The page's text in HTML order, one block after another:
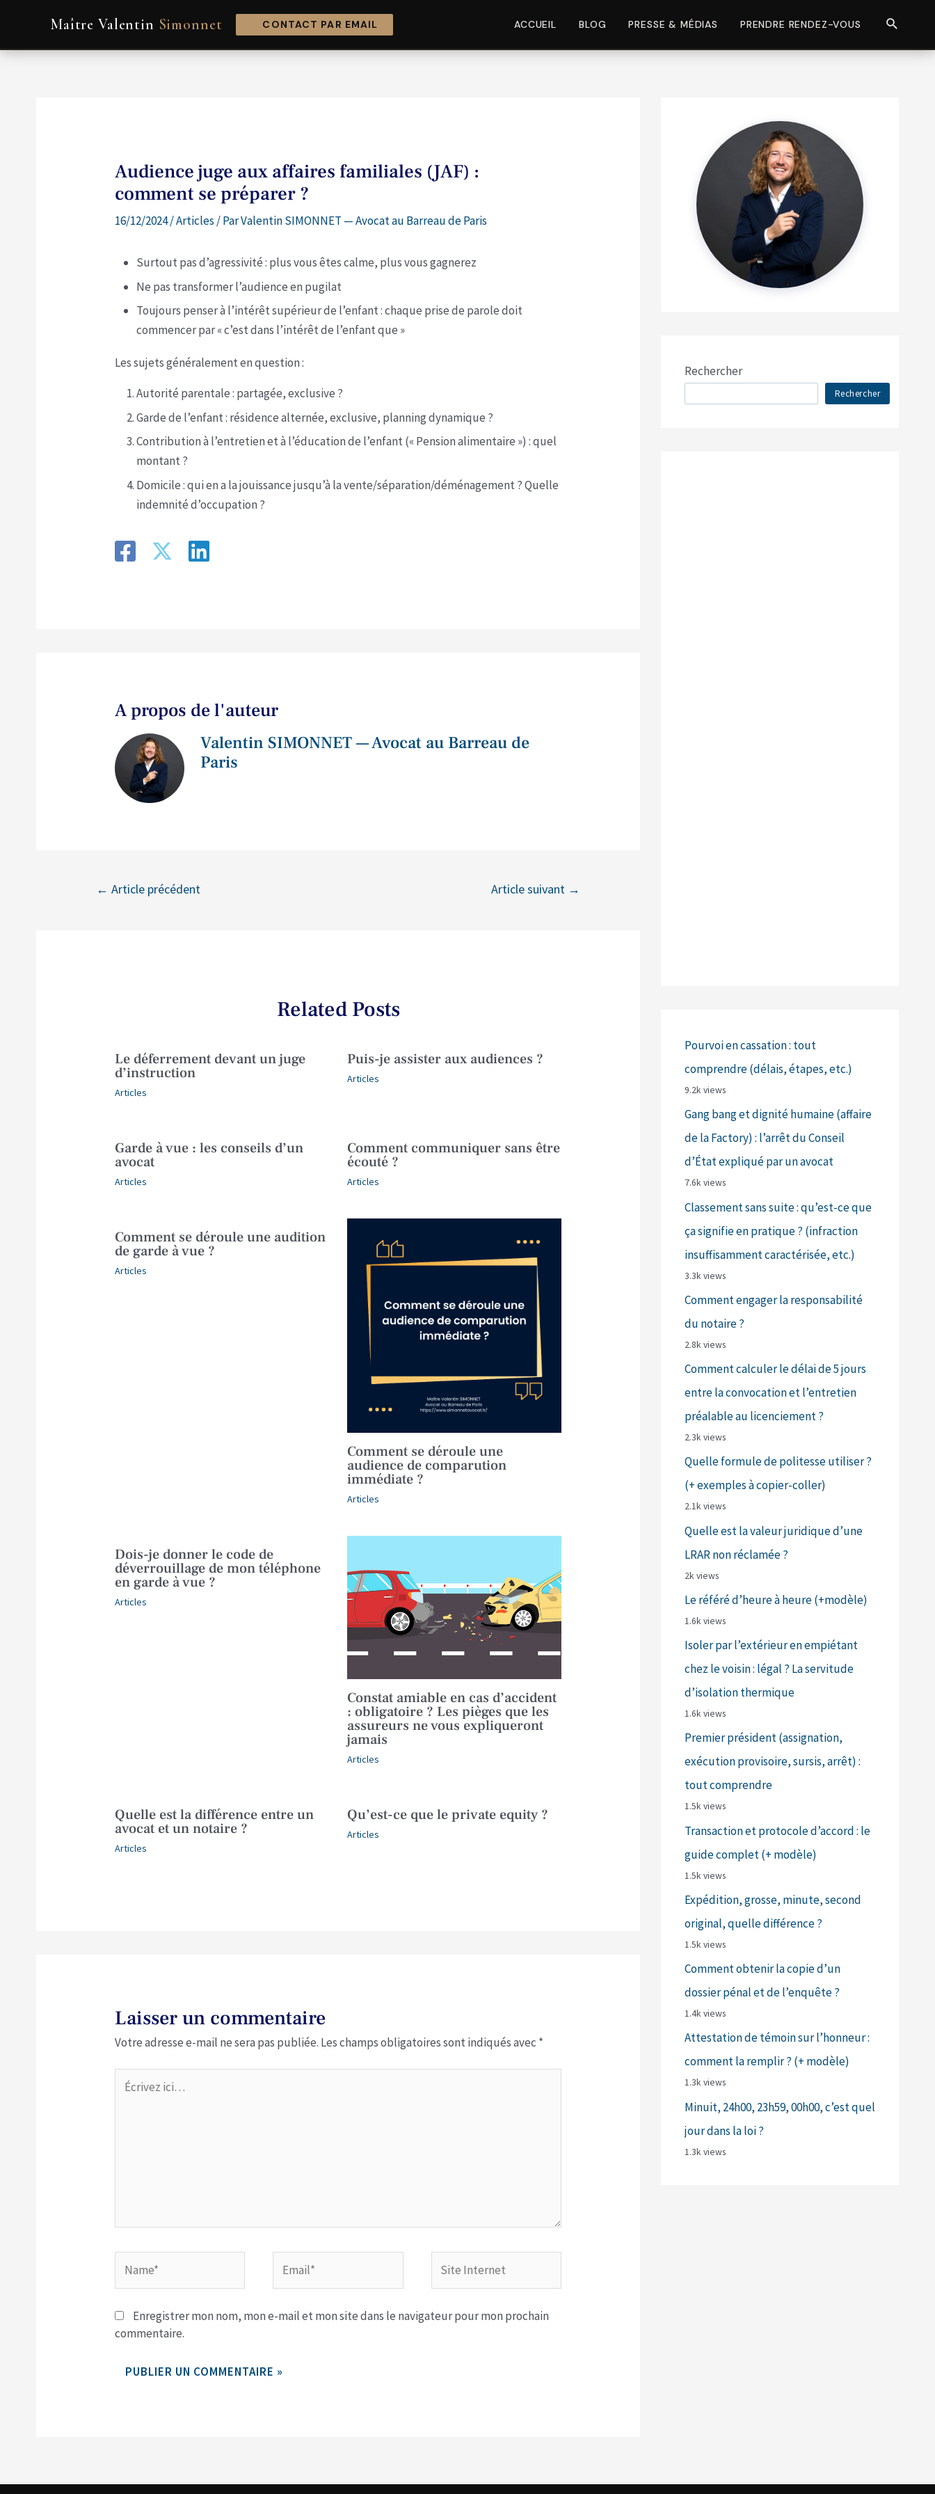
Maître Valentin Simonnet CONTACT PAR EMAIL ACCUEIL BLOG PRESSE & MÉDIAS PRENDRE RENDEZ-VOUS
Audience juge aux affaires familiales (JAF) :
comment se préparer ?
16/12/2024/Articles / ParValentin SIMONNET — Avocat au Barreau de Paris
Surtout pas d’agressivité : plus vous êtes calme, plus vous gagnerez
Ne pas transformer l’audience en pugilat
Toujours penser à l’intérêt supérieur de l’enfant : chaque prise de parole doit
commencer par « c’est dans l’intérêt de l’enfant que »
Les sujets généralement en question :
Autorité parentale : partagée, exclusive ?
Garde de l’enfant : résidence alternée, exclusive, planning dynamique ?
Contribution à l’entretien et à l’éducation de l’enfant (« Pension alimentaire ») : quel
montant ?
Domicile : qui en a la jouissance jusqu’à la vente/séparation/déménagement ? Quelle
indemnité d’occupation ?
A propos de l'auteur
Valentin SIMONNET — Avocat au Barreau de
Paris
de
← Article précédent Article suivant →
Related Posts
Le déferrement devant un juge
d’instruction
Articles
Puis-je assister aux audiences ?
Articles
Garde à vue : les conseils d’un
avocat
Articles
Comment communiquer sans être
écouté ?
Articles
Comment se déroule une audition
de garde à vue ?
Articles
Comment se déroule une
audience de comparution
immédiate ?
Articles
Dois-je donner le code de
déverrouillage de mon téléphone
en garde à vue ?
Articles
Constat amiable en cas d’accident
: obligatoire ? Les pièges que les
assureurs ne vous expliqueront
jamais
Articles
Quelle est la différence entre un
avocat et un notaire ?
Articles
Qu’est-ce que le private equity ?
Articles
Laisser un commentaire
Votre adresse e-mail ne sera pas publiée. Les champs obligatoires sont indiqués avec *
Écrivez
ici…
Internet
Enregistrer mon nom, mon e-mail et mon site dans le navigateur pour mon prochain
commentaire.
Rechercher
Rechercher
Pourvoi en cassation : tout
comprendre (délais, étapes, etc.)
9.2k views
Gang bang et dignité humaine (affaire
de la Factory) : l’arrêt du Conseil
d’État expliqué par un avocat
7.6k views
Classement sans suite : qu’est-ce que
ça signifie en pratique ? (infraction
insuffisamment caractérisée, etc.)
3.3k views
Comment engager la responsabilité
du notaire ?
2.8k views
Comment calculer le délai de 5 jours
entre la convocation et l’entretien
préalable au licenciement ?
2.3k views
Quelle formule de politesse utiliser ?
(+ exemples à copier-coller)
2.1k views
Quelle est la valeur juridique d’une
LRAR non réclamée ?
2k views
Le référé d’heure à heure (+modèle)
1.6k views
Isoler par l’extérieur en empiétant
chez le voisin : légal ? La servitude
d’isolation thermique
1.6k views
Premier président (assignation,
exécution provisoire, sursis, arrêt) :
tout comprendre
1.5k views
Transaction et protocole d’accord : le
guide complet (+ modèle)
1.5k views
Expédition, grosse, minute, second
original, quelle différence ?
1.5k views
Comment obtenir la copie d’un
dossier pénal et de l’enquête ?
1.4k views
Attestation de témoin sur l’honneur :
comment la remplir ? (+ modèle)
1.3k views
Minuit, 24h00, 23h59, 00h00, c’est quel
jour dans la loi ?
1.3k views